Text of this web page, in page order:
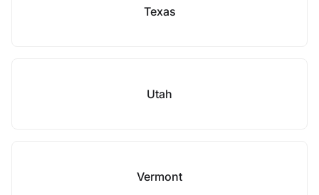
Texas
Utah
Vermont